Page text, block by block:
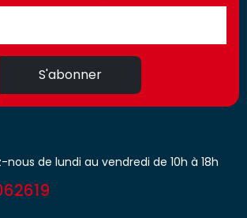
S'abonner
nous de lundi au vendredi de 10h à 18h